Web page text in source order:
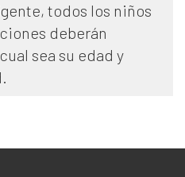
todos los niños
deberán
sea su edad y